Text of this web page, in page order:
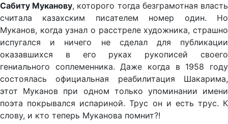
Сабиту Муканову, которого тогда безграмотная власть
считала казахским писателем номер один. Но
Муканов, когда узнал о расстреле художника, страшно
испугался и ничего не сделал для публикации
оказавшихся в его руках рукописей своего
гениального соплеменника. Даже когда в 1958 году
состоялась официальная реабилитация Шакарима,
этот Муканов при одном только упоминании имени
поэта покрывался испариной. Трус он и есть трус. К
слову, и кто теперь Муканова помнит?!